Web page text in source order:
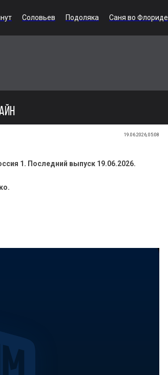
Соловьев Подоляка Саня во Флориде
19.06.2026, 05:08
1. Последний выпуск 19.06.2026.